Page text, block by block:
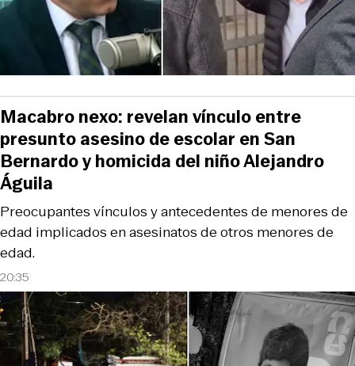
20:35
Preocupantes vínculos y antecedentes de menores de
edad implicados en asesinatos de otros menores de
edad.
Macabro nexo: revelan vínculo entre
presunto asesino de escolar en San
Bernardo y homicida del niño Alejandro
Águila